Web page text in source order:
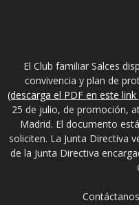
El Club familiar Salces
convivencia y plan de
(descarga el PDF en este link
25 de julio, de promoción,
Madrid. El documento
soliciten. La Junta Directiva
de la Junta Directiva